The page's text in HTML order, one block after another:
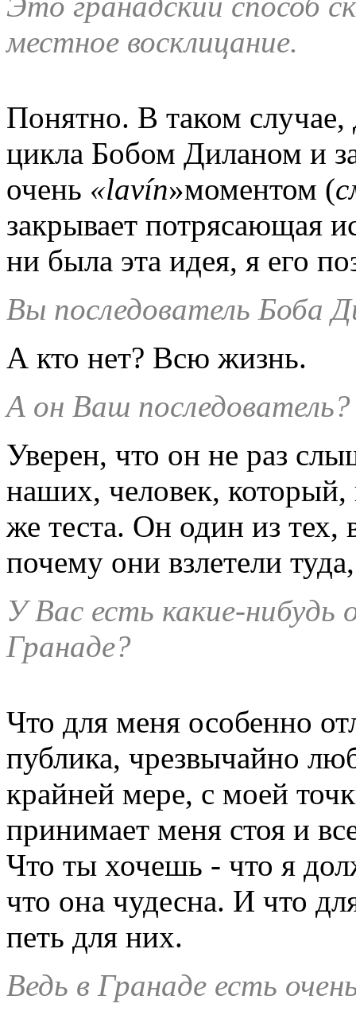
местное восклицание.
Понятно. В таком случае,
цикла Бобом Диланом и
очень «lavín»моментом (
закрывает потрясающая
ни была эта идея, я его
Вы последователь Боба
А кто нет? Всю жизнь.
А он Ваш последователь?
Уверен, что он не раз
наших, человек, который,
же теста. Он один из тех,
почему они взлетели
У Вас есть какие-нибудь
Гранаде?
Что для меня особенно
публика, чрезвычайно
крайней мере, с моей
принимает меня стоя и
Что ты хочешь - что я
что она чудесна. И что
петь для них.
Ведь в Гранаде есть